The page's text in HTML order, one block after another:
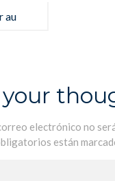
au
De
electrónico no
están